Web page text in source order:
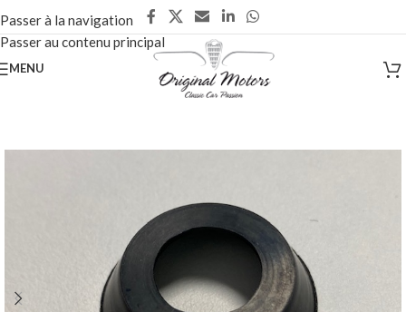
Passer à la navigation
Passer au contenu principal
MENU